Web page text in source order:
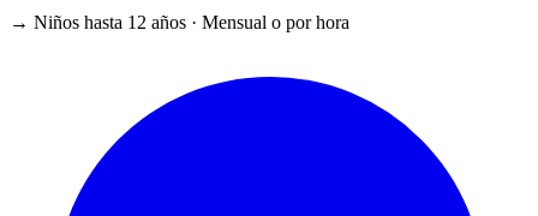
→ Niños hasta 12 años · Mensual o por hora